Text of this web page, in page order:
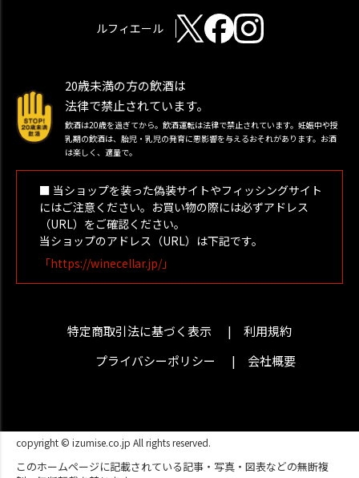
ルフィエール
20歳未満の方の飲酒は
法律で禁止されています。
飲酒は20歳を過ぎてから。飲酒運転は法律で禁止されています。妊娠中や授
乳期の飲酒は、胎児・乳児の発育に悪影響を与えるおそれがあります。お酒
は楽しく、適量で。
■ 当ショップを装った偽装サイトやフィッシングサイト
にはご注意ください。お買い物の際には必ずアドレス
（URL）をご確認ください。
当ショップのアドレス（URL）は下記です。
「https://winecellar.jp/」
特定商取引法に基づく表示
利用規約
プライバシーポリシー
会社概要
copyright © izumise.co.jp All rights reserved.
このホームページに記載されている記事・写真・図表などの無断複